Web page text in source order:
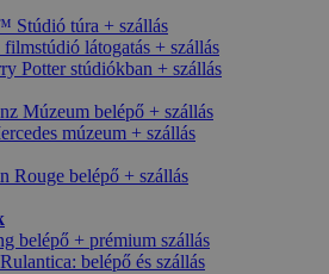
Stúdió túra + szállás
látogatás + szállás
Potter stúdiókban + szállás
Múzeum belépő + szállás
múzeum + szállás
Rouge belépő + szállás
belépő + prémium szállás
belépő és szállás